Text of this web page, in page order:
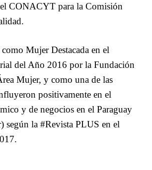
CONACYT para la Comisión
Mujer Destacada en el
del Año 2016 por la Fundación
Mujer, y como una de las
positivamente en el
y de negocios en el Paraguay
según la #Revista PLUS en el